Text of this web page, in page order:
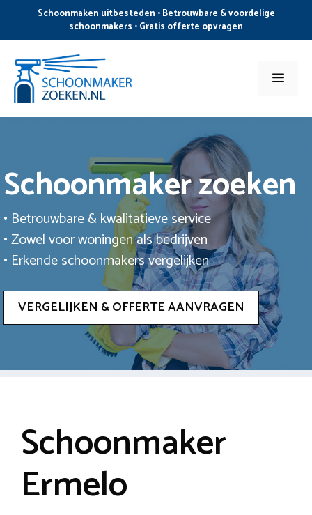
de
inhoud
Schoonmaken uitbesteden • Betrouwbare & voordelige
schoonmakers • Gratis offerte opvragen
Menu
Schoonmaker zoeken
• Betrouwbare & kwalitatieve service
• Zowel voor woningen als bedrijven
• Erkende schoonmakers vergelijken
VERGELIJKEN & OFFERTE AANVRAGEN
Schoonmaker
Ermelo